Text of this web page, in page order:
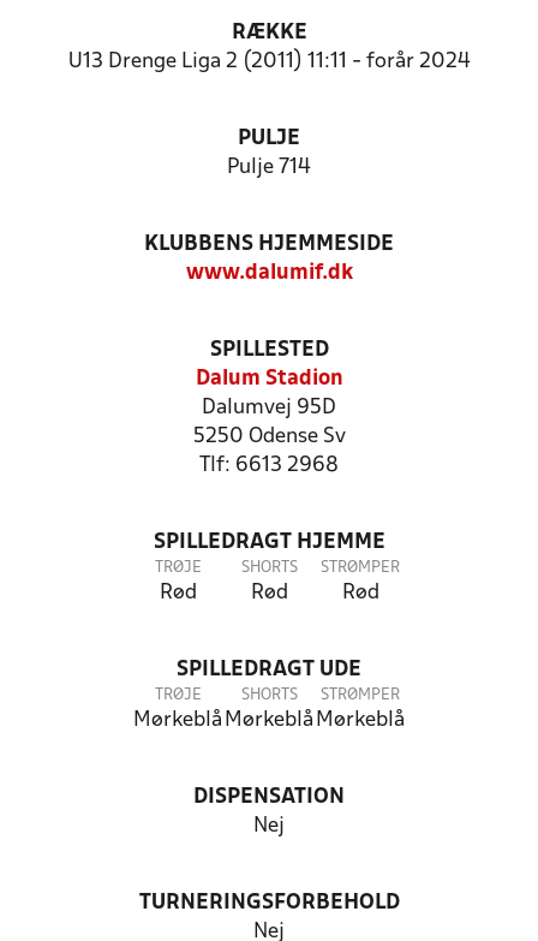
RÆKKE
U13 Drenge Liga 2 (2011) 11:11 - forår 2024
PULJE
Pulje 714
KLUBBENS HJEMMESIDE
www.dalumif.dk
SPILLESTED
Dalum Stadion
Dalumvej 95D
5250 Odense Sv
Tlf: 6613 2968
SPILLEDRAGT HJEMME
TRØJE
Rød
SHORTS
Rød
STRØMPER
Rød
SPILLEDRAGT UDE
TRØJE
Mørkeblå
SHORTS
Mørkeblå
STRØMPER
Mørkeblå
DISPENSATION
Nej
TURNERINGSFORBEHOLD
Nej